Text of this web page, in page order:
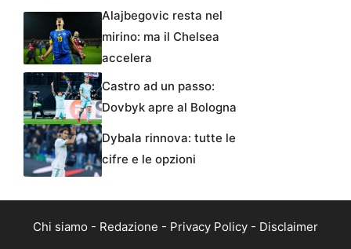
Alajbegovic resta nel
mirino: ma il Chelsea
accelera
Castro ad un passo:
Dovbyk apre al Bologna
Dybala rinnova: tutte le
cifre e le opzioni
Chi siamo - Redazione - Privacy Policy - Disclaimer